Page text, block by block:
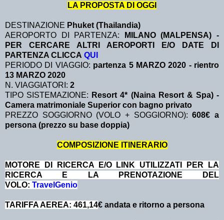
LA PROPOSTA DI OGGI
DESTINAZIONE Phuket (Thailandia)
AEROPORTO DI PARTENZA:
MILANO (MALPENSA) -
PER CERCARE ALTRI AEROPORTI E/O DATE DI
PARTENZA CLICCA QUI
PERIODO DI VIAGGIO: partenza 5 MARZO 2020 - rientro
13 MARZO 2020
N. VIAGGIATORI: 2
TIPO SISTEMAZIONE: Resort 4* (Naina Resort & Spa) -
Camera matrimoniale Superior con bagno privato
PREZZO SOGGIORNO (VOLO + SOGGIORNO):608€ a
persona (prezzo su base doppia)
COMPOSIZIONE ITINERARIO
MOTORE DI RICERCA E/O LINK UTILIZZATI PER LA
RICERCA E LA PRENOTAZIONE DEL
VOLO: TravelGenio
TARIFFA AEREA: 461,14€ andata e ritorno a persona